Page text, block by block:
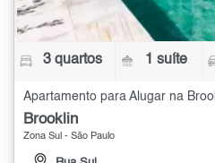
3 quartos 1 suíte
Apartamento para Alugar na
Brooklin
Zona Sul - São Paulo